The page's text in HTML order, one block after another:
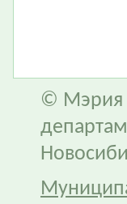
© Мэрия